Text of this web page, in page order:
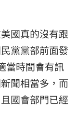
國真的沒有跟
黨黨部前面發
當時間會有訊
聞相當多，而
國會部門已經